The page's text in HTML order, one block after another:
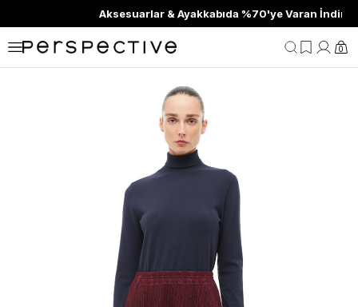
Aksesuarlar & Ayakkabıda %70'ye Varan İndirim
0